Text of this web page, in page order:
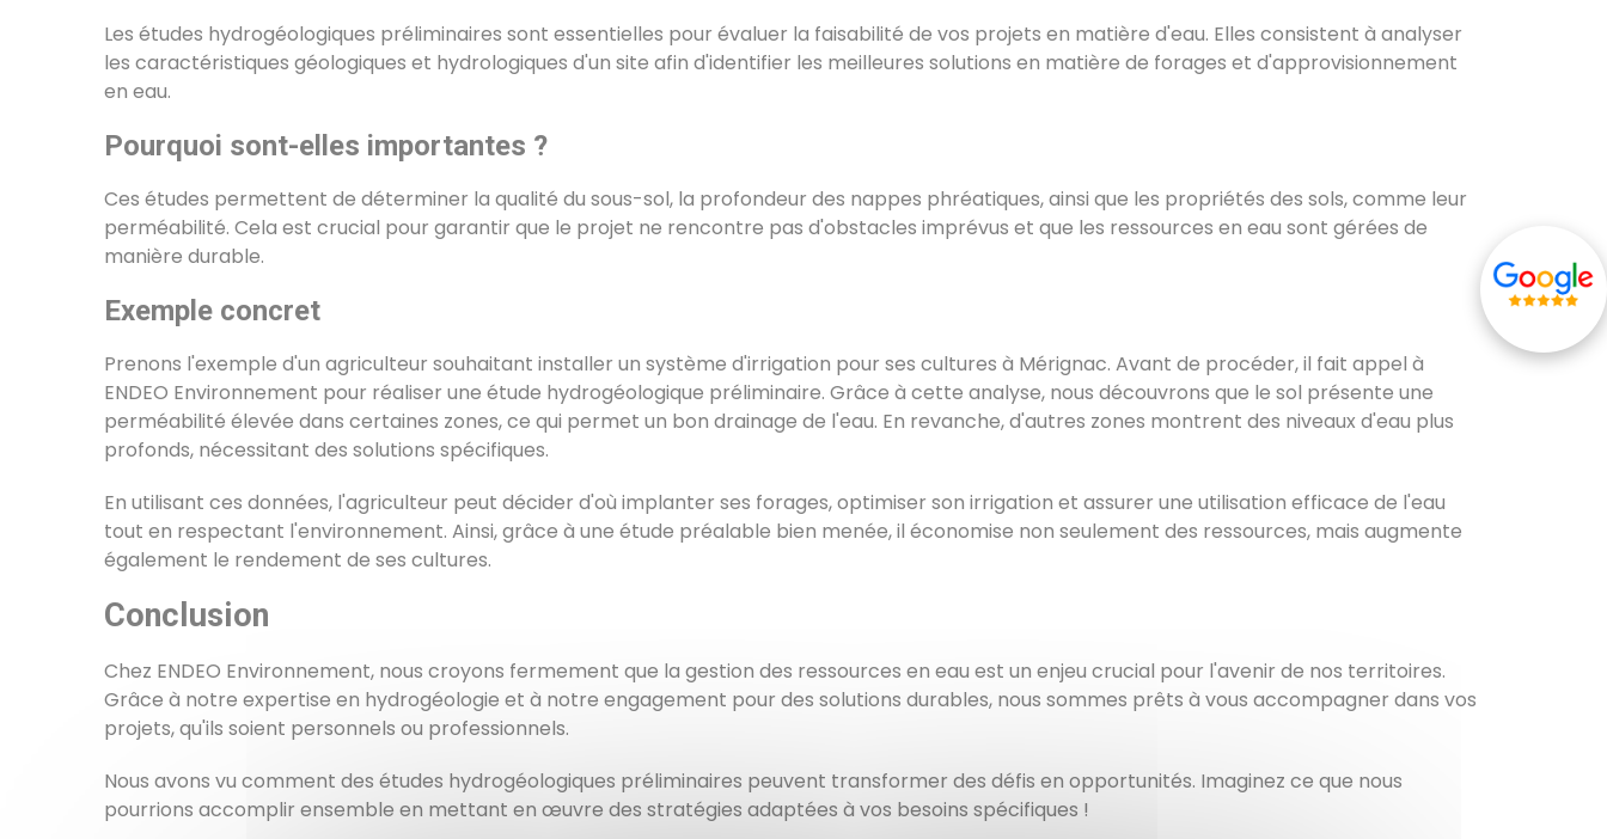
Les études hydrogéologiques préliminaires sont essentielles pour évaluer la faisabilité de vos projets en matière d'eau. Elles consistent à analyser
les caractéristiques géologiques et hydrologiques d'un site afin d'identifier les meilleures solutions en matière de forages et d'approvisionnement
en eau.
Pourquoi sont-elles importantes ?
Ces études permettent de déterminer la qualité du sous-sol, la profondeur des nappes phréatiques, ainsi que les propriétés des sols, comme leur
perméabilité. Cela est crucial pour garantir que le projet ne rencontre pas d'obstacles imprévus et que les ressources en eau sont gérées de
manière durable.
Exemple concret
Prenons l'exemple d'un agriculteur souhaitant installer un système d'irrigation pour ses cultures à Mérignac. Avant de procéder, il fait appel à
ENDEO Environnement pour réaliser une étude hydrogéologique préliminaire. Grâce à cette analyse, nous découvrons que le sol présente une
perméabilité élevée dans certaines zones, ce qui permet un bon drainage de l'eau. En revanche, d'autres zones montrent des niveaux d'eau plus
profonds, nécessitant des solutions spécifiques.
En utilisant ces données, l'agriculteur peut décider d'où implanter ses forages, optimiser son irrigation et assurer une utilisation efficace de l'eau
tout en respectant l'environnement. Ainsi, grâce à une étude préalable bien menée, il économise non seulement des ressources, mais augmente
également le rendement de ses cultures.
Conclusion
Chez ENDEO Environnement, nous croyons fermement que la gestion des ressources en eau est un enjeu crucial pour l'avenir de nos territoires.
Grâce à notre expertise en hydrogéologie et à notre engagement pour des solutions durables, nous sommes prêts à vous accompagner dans vos
projets, qu'ils soient personnels ou professionnels.
Nous avons vu comment des études hydrogéologiques préliminaires peuvent transformer des défis en opportunités. Imaginez ce que nous
pourrions accomplir ensemble en mettant en œuvre des stratégies adaptées à vos besoins spécifiques !